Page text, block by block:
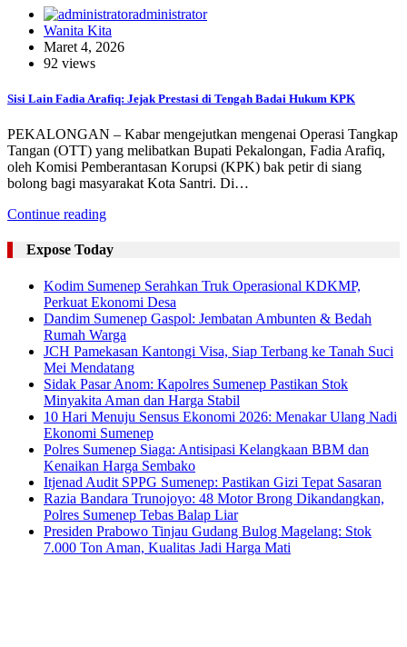
administrator
Wanita Kita
Maret 4, 2026
92 views
Sisi Lain Fadia Arafiq: Jejak Prestasi di Tengah Badai Hukum KPK
PEKALONGAN – Kabar mengejutkan mengenai Operasi Tangkap
Tangan (OTT) yang melibatkan Bupati Pekalongan, Fadia Arafiq,
oleh Komisi Pemberantasan Korupsi (KPK) bak petir di siang
bolong bagi masyarakat Kota Santri. Di…
Continue reading
Expose Today
Kodim Sumenep Serahkan Truk Operasional KDKMP,
Perkuat Ekonomi Desa
Dandim Sumenep Gaspol: Jembatan Ambunten & Bedah
Rumah Warga
JCH Pamekasan Kantongi Visa, Siap Terbang ke Tanah Suci
Mei Mendatang
Sidak Pasar Anom: Kapolres Sumenep Pastikan Stok
Minyakita Aman dan Harga Stabil
10 Hari Menuju Sensus Ekonomi 2026: Menakar Ulang Nadi
Ekonomi Sumenep
Polres Sumenep Siaga: Antisipasi Kelangkaan BBM dan
Kenaikan Harga Sembako
Itjenad Audit SPPG Sumenep: Pastikan Gizi Tepat Sasaran
Razia Bandara Trunojoyo: 48 Motor Brong Dikandangkan,
Polres Sumenep Tebas Balap Liar
Presiden Prabowo Tinjau Gudang Bulog Magelang: Stok
7.000 Ton Aman, Kualitas Jadi Harga Mati